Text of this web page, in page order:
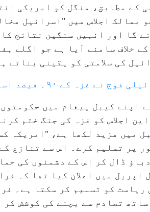
کے مطابق، منگل کو امریکی
ممالک اجلاس میں "اسرائیل
گا اور انہیں سنگین نتائج
خلاف سامنے آیا ہے جو اگلے
کی سلامتی کو یقینی
تباہ کردیئے، ۶۵۸۰۰۰؍ بچے تعلیم سے محروم
اپنے کیبل پیغام میں
اجلاس کو غزہ کی جنگ ختم
میں مزید لکھا ہے، "امریکہ
پر تسلیم کرے۔ اس سے تنازع
ڈال کر اس کے دشمنوں کی
اپریل میں اعلان کیا تھا کہ
ریاست کو تسلیم کر سکتا ہے۔
تصادم سے بچنے کی کوشش کر